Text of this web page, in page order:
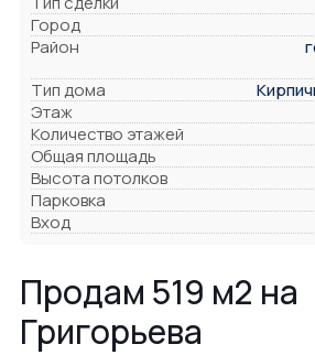
Город
Район
Тип дома
Этаж
Количество этажей
Общая площадь
Высота потолков
Парковка
Вход
Продам 519 м2 на
Григорьева